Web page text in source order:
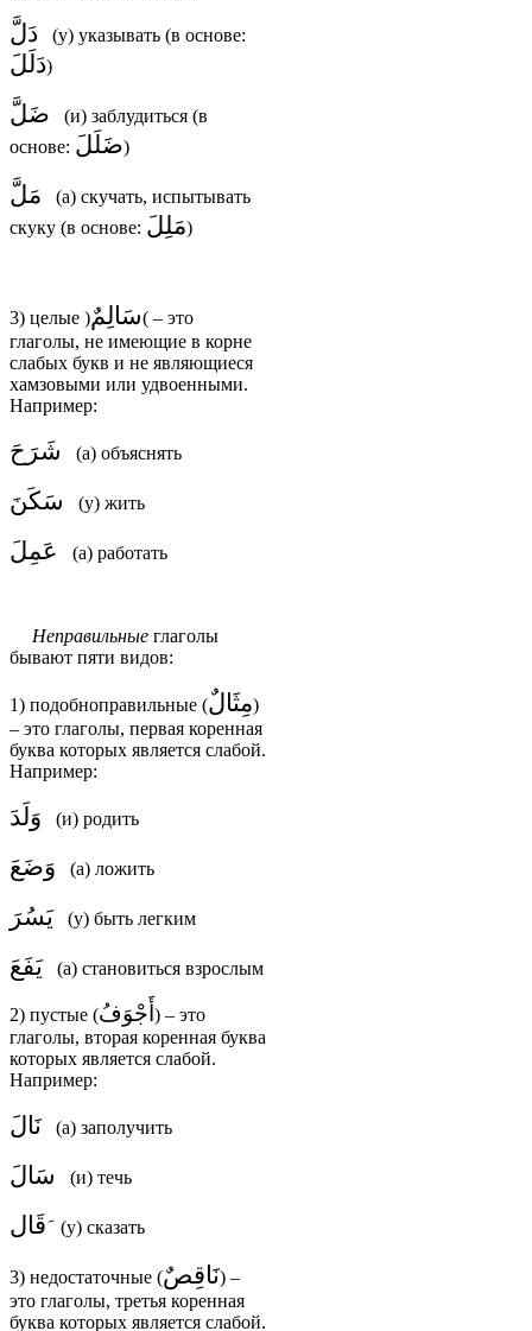
دَلَّ (у) указывать (в основе:
دَلَلَ)
ضَلَّ (и) заблудиться (в
основе: ضَلَلَ)
مَلَّ (а) скучать, испытывать
скуку (в основе: مَلِلَ)
3) целые (سَالِمٌ) – это
глаголы, не имеющие в корне
слабых букв и не являющиеся
хамзовыми или удвоенными.
Например:
شَرَحَ (а) объяснять
سَكَنَ (у) жить
عَمِلَ (а) работать
Неправильныеглаголы
бывают пяти видов:
1) подобноправильные (مِثَالٌ)
– это глаголы, первая коренная
буква которых является слабой.
Например:
وَلَدَ (и) родить
وَضَعَ (а) ложить
يَسُرَ (у) быть легким
يَفَعَ (а) становиться взрослым
2) пустые (أَجْوَفُ ) – это
глаголы, вторая коренная буква
которых является слабой.
Например:
نَالَ (а) заполучить
سَالَ (и) течь
قَال(у) сказать
3) недостаточные (نَاقِصٌ) –
это глаголы, третья коренная
буква которых является слабой.